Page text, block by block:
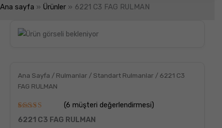
Ana sayfa Ürünler 6221 C3 FAG RULMAN
Ana Sayfa / Rulmanlar / Standart Rulmanlar / 6221 C3
FAG RULMAN
6müşteri
puanına
(6 müşteri değerlendirmesi)
6221 C3 FAG RULMAN
C3